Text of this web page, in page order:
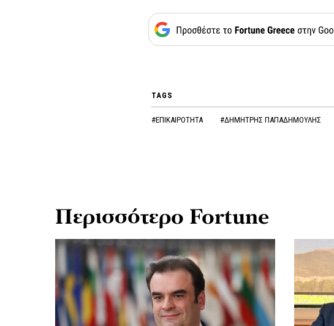
TAGS
#ΕΠΙΚΑΙΡΟΤΗΤΑ #ΔΗΜΗΤΡΗΣ ΠΑΠΑΔΗΜΟΥΛΗΣ
Περισσότερο Fortune